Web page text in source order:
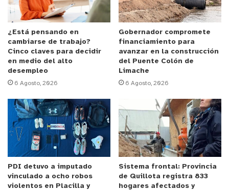
La construcción, en hormigón armado, incorpora
criterios de eficiencia energética, accesibilidad
universal y características sismo-resistentes.
Además, cuenta con sistemas de evacuación y
detección de incendios, respaldo eléctrico y de
agua potable, garantizando operatividad incluso en
situaciones de emergencia.
Durante la reciente inspección técnica, el
Subsecretario de Redes Asistenciales, Bernardo
Martorell, valoró el trabajo conjunto entre
municipio y Servicio de Salud, destacando que “se
observa un excelente trabajo por parte de todos
los equipos que han sido parte de esta tremenda
¿Está pensando en
cambiarse de trabajo?
Cinco claves para decidir
en medio del alto
desempleo
6 Agosto, 2026
Gobernador compromete
financiamiento para
avanzar en la construcción
del Puente Colón de
Limache
6 Agosto, 2026
PDI detuvo a imputado
vinculado a ocho robos
violentos en Placilla y
Sistema frontal: Provincia
de Quillota registra 833
hogares afectados y